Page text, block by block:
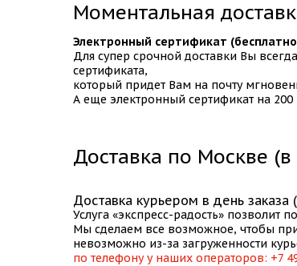
Моментальная
Электронный сертификат
Для супер срочной доставки Вы
сертификата,
который придет Вам на почту
А еще электронный сертификат на
Доставка по Москве
Доставка курьером в день заказа
Услуга «экспресс-радость» позволит
Мы сделаем все возможное, чтобы
невозможно из-за загруженности
по телефону у наших операторов: +7